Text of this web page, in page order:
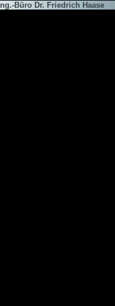
Ing.-Büro Dr. Friedrich Haase